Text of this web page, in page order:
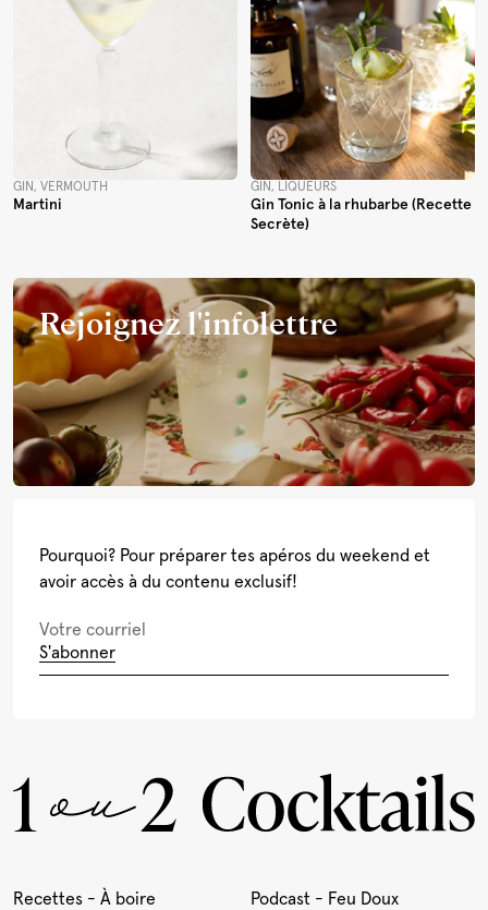
GIN, VERMOUTH
Martini
GIN, LIQUEURS
Gin Tonic à la rhubarbe (Recette
Secrète)
Rejoignez l'infolettre
Pourquoi? Pour préparer tes apéros du weekend et
avoir accès à du contenu exclusif!
S'abonner
Recettes - À boire Podcast - Feu Doux